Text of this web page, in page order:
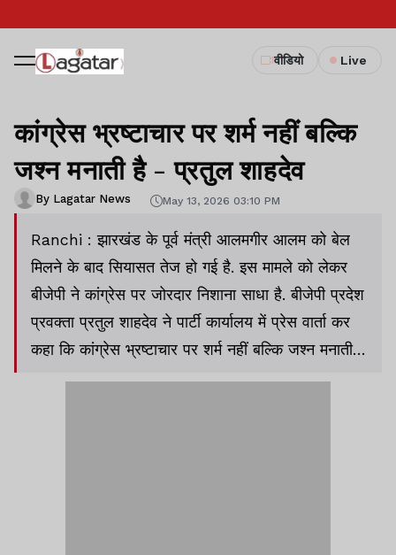
वीडियो Live
कांग्रेस भ्रष्टाचार पर शर्म नहीं बल्कि
जश्न मनाती है - प्रतुल शाहदेव
By Lagatar News May 13, 2026 03:10 PM
Ranchi : झारखंड के पूर्व मंत्री आलमगीर आलम को बेल
मिलने के बाद सियासत तेज हो गई है. इस मामले को लेकर
बीजेपी ने कांग्रेस पर जोरदार निशाना साधा है. बीजेपी प्रदेश
प्रवक्ता प्रतुल शाहदेव ने पार्टी कार्यालय में प्रेस वार्ता कर
कहा कि कांग्रेस भ्रष्टाचार पर शर्म नहीं बल्कि जश्न मनाती